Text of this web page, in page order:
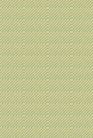
نتمنى لكم طيب